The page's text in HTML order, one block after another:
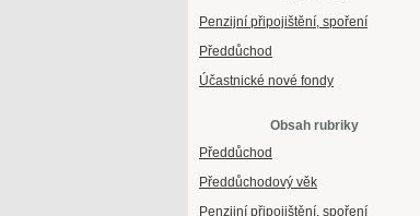
Penzijní připojištění, spoření
Předdůchod
Účastnické nové fondy
Obsah rubriky
Předdůchod
Předdůchodový věk
Penzijní připojištění, spoření